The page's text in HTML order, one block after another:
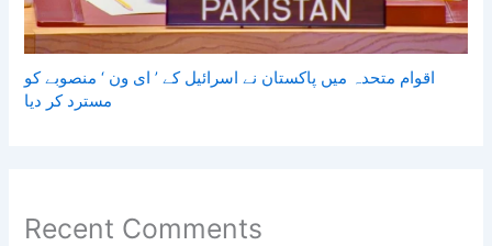
اقوام متحدہ میں پاکستان نے اسرائیل کے ’ ای ون ‘ منصوبے کو
مسترد کر دیا
Recent Comments